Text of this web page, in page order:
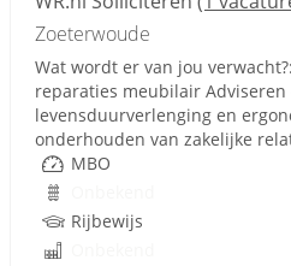
Zoeterwoude
Wat wordt er van jou
reparaties meubilair Adviseren
levensduurverlenging en
onderhouden van zakelijke
MBO
Rijbewijs